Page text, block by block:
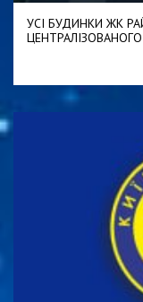
УСІ БУДИНКИ ЖК